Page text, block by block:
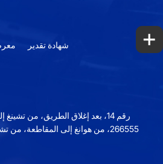
شهادة تقدير
رقم 14، بعد إغلاق الطريق، من
266555، من هوانغ إلى المقاطعة،
+